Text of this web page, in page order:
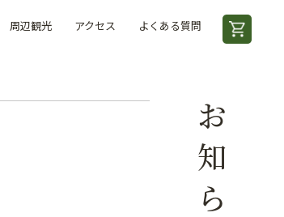
周辺観光 アクセス よくある質問
お知らせ